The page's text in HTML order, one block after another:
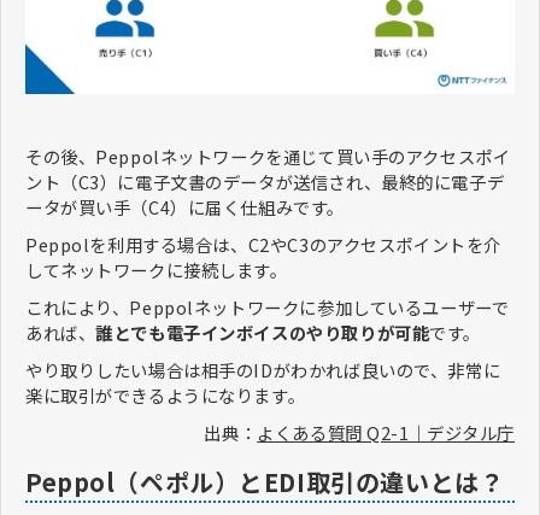
その後、Peppolネットワークを通じて買い手のアクセスポイ
ント（C3）に電子文書のデータが送信され、最終的に電子デ
ータが買い手（C4）に届く仕組みです。
Peppolを利用する場合は、C2やC3のアクセスポイントを介
してネットワークに接続します。
これにより、Peppolネットワークに参加しているユーザーで
あれば、誰とでも電子インボイスのやり取りが可能です。
やり取りしたい場合は相手のIDがわかれば良いので、非常に
楽に取引ができるようになります。
出典： よくある質問 Q2-1｜デジタル庁
Peppol（ペポル）とEDI取引の違いとは？